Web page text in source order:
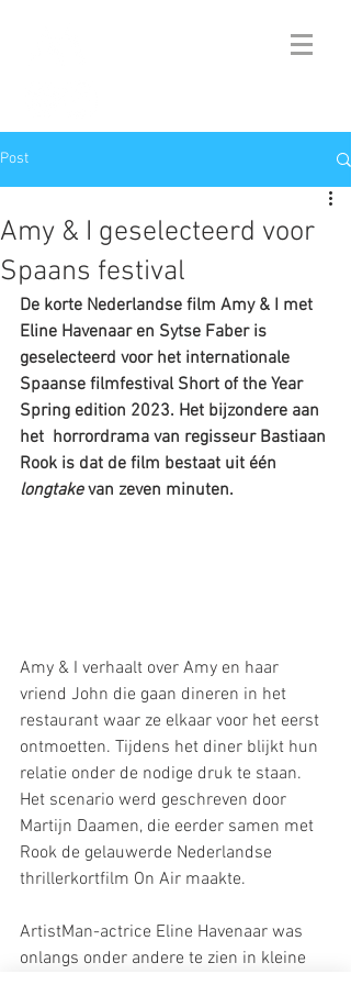
Post
Amy & I geselecteerd voor
Spaans festival
De korte Nederlandse film Amy & I met
Eline Havenaar en Sytse Faber is
geselecteerd voor het internationale
Spaanse filmfestival Short of the Year
Spring edition 2023. Het bijzondere aan
het  horrordrama van regisseur Bastiaan
Rook is dat de film bestaat uit één
longtake van zeven minuten.
Amy & I verhaalt over Amy en haar
vriend John die gaan dineren in het
restaurant waar ze elkaar voor het eerst
ontmoetten. Tijdens het diner blijkt hun
relatie onder de nodige druk te staan.
Het scenario werd geschreven door
Martijn Daamen, die eerder samen met
Rook de gelauwerde Nederlandse
thrillerkortfilm On Air maakte.
ArtistMan-actrice Eline Havenaar was
onlangs onder andere te zien in kleine